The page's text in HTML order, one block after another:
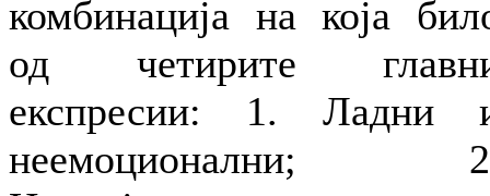
комбинација на која
од четирите
експресии: 1. Ладни
неемоционални;